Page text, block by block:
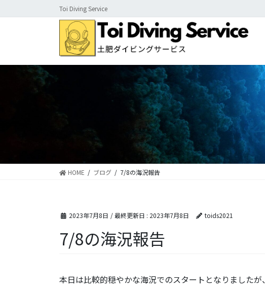
ン
に
ビ
ョ
Toi Diving Service
HOME ブログ 7/8の海況報告
2023年7月8日 / 最終更新日 : 2023年7月8日 toids2021
7/8の海況報告
本日は比較的穏やかな海況でのスタートとなりましたが、